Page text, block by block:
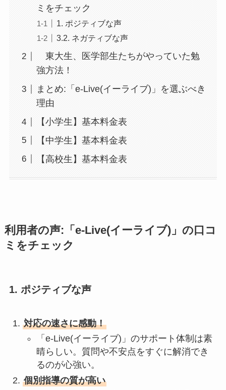
ミをチェック
1. ポジティブな声
3.2. ネガティブな声
東大生、医学部生たちがやっていた勉
強方法！
まとめ:「e-Live(イーライブ)」を選ぶべき
理由
【小学生】基本料金表
【中学生】基本料金表
【高校生】基本料金表
利用者の声:「e-Live(イーライブ)」の口コ
ミをチェック
1. ポジティブな声
対応の速さに感動！
「e-Live(イーライブ)」のサポート体制は素
晴らしい。質問や不安点をすぐに解消でき
るのが心強い。
個別指導の質が高い